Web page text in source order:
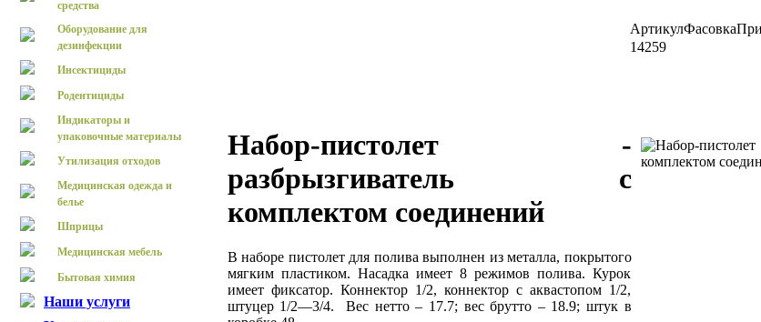
средства
Оборудование для
дезинфекции
Инсектициды
Родентициды
Индикаторы и
упаковочные материалы
Утилизация отходов
Медицинская одежда и
белье
Шприцы
Медицинская мебель
Бытовая химия
Наши услуги
АртикулФасовка
14259
Набор-пистолет -
разбрызгиватель с
комплектом соединений
В наборе пистолет для полива выполнен из металла, покрытого
мягким пластиком. Насадка имеет 8 режимов полива. Курок
имеет фиксатор. Коннектор 1/2, коннектор с аквастопом 1/2,
штуцер 1/2—3/4. Вес нетто – 17.7; вес брутто – 18.9; штук в